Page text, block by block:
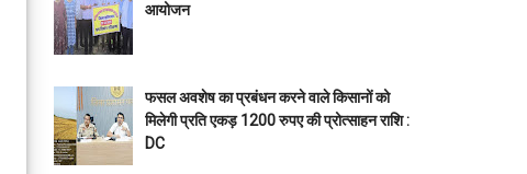
आयोजन
फसल अवशेष का प्रबंधन करने वाले किसानों को
मिलेगी प्रति एकड़ 1200 रुपए की प्रोत्साहन राशि :
DC